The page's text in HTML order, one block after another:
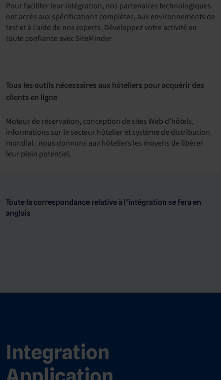
Tous les outils nécessaires aux hôteliers pour acquérir des
clients en ligne
Moteur de réservation, conception de sites Web d’hôtels,
informations sur le secteur hôtelier et système de distribution
mondial : nous donnons aux hôteliers les moyens de libérer
leur plein potentiel.
Pour faciliter leur intégration, nos partenaires technologiques
ont accès aux spécifications complètes, aux environnements de
test et à l’aide de nos experts. Développez votre activité en
toute confiance avec SiteMinder
Toute la correspondance relative à l’intégration se fera en
anglais
Integration